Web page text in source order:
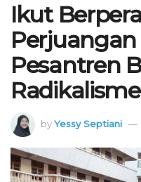
Ikut
Pesantren
Radikalisme
byYessy Septiani